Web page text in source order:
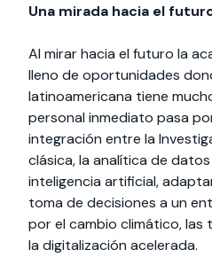
Una mirada hacia el
Al mirar hacia el futuro la
lleno de oportunidades
latinoamericana tiene
personal inmediato pasa
integración entre la
clásica, la analítica de
inteligencia artificial,
toma de decisiones a un
por el cambio climático, las
la digitalización acelerada.